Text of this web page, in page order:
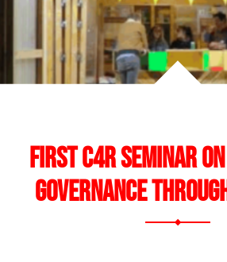
First C4R Seminar
Governance